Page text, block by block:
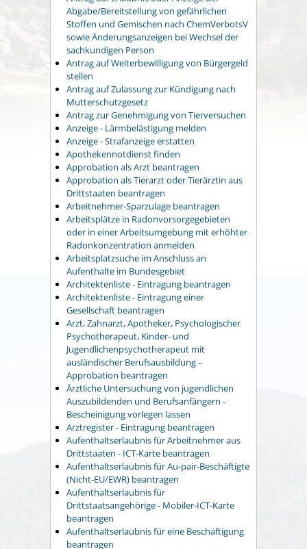
Abgabe/Bereitstellung von gefährlichen
Stoffen und Gemischen nach ChemVerbotsV
sowie Änderungsanzeigen bei Wechsel der
sachkundigen Person
Antrag auf Weiterbewilligung von Bürgergeld
stellen
Antrag auf Zulassung zur Kündigung nach
Mutterschutzgesetz
Antrag zur Genehmigung von Tierversuchen
Anzeige - Lärmbelästigung melden
Anzeige - Strafanzeige erstatten
Apothekennotdienst finden
Approbation als Arzt beantragen
Approbation als Tierarzt oder Tierärztin aus
Drittstaaten beantragen
Arbeitnehmer-Sparzulage beantragen
Arbeitsplätze in Radonvorsorgegebieten
oder in einer Arbeitsumgebung mit erhöhter
Radonkonzentration anmelden
Arbeitsplatzsuche im Anschluss an
Aufenthalte im Bundesgebiet
Architektenliste - Eintragung beantragen
Architektenliste - Eintragung einer
Gesellschaft beantragen
Arzt, Zahnarzt, Apotheker, Psychologischer
Psychotherapeut, Kinder- und
Jugendlichenpsychotherapeut mit
ausländischer Berufsausbildung –
Approbation beantragen
Ärztliche Untersuchung von jugendlichen
Auszubildenden und Berufsanfängern -
Bescheinigung vorlegen lassen
Arztregister - Eintragung beantragen
Aufenthaltserlaubnis für Arbeitnehmer aus
Drittstaaten - ICT-Karte beantragen
Aufenthaltserlaubnis für Au-pair-Beschäftigte
(Nicht-EU/EWR) beantragen
Aufenthaltserlaubnis für
Drittstaatsangehörige - Mobiler-ICT-Karte
beantragen
Aufenthaltserlaubnis für eine Beschäftigung
beantragen